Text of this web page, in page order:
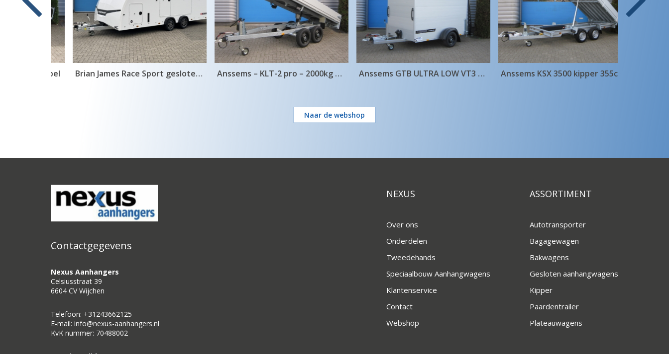
Brian James Race Sport gesloten autotransporter Anssems – KLT-2 pro – 2000kg 305×150 Anssems GTB ULTRA LOW VT3 1350kg Anssems KSX 3500 kipper 355cm x 178cm
Naar de webshop
Contactgegevens
Nexus Aanhangers
Celsiusstraat 39
6604 CV Wijchen
Telefoon: +31243662125
E-mail: info@nexus-aanhangers.nl
KvK nummer: 70488002
NEXUS
Over ons
Onderdelen
Tweedehands
Speciaalbouw Aanhangwagens
Klantenservice
Contact
Webshop
ASSORTIMENT
Autotransporter
Bagagewagen
Bakwagens
Gesloten aanhangwagens
Kipper
Paardentrailer
Plateauwagens